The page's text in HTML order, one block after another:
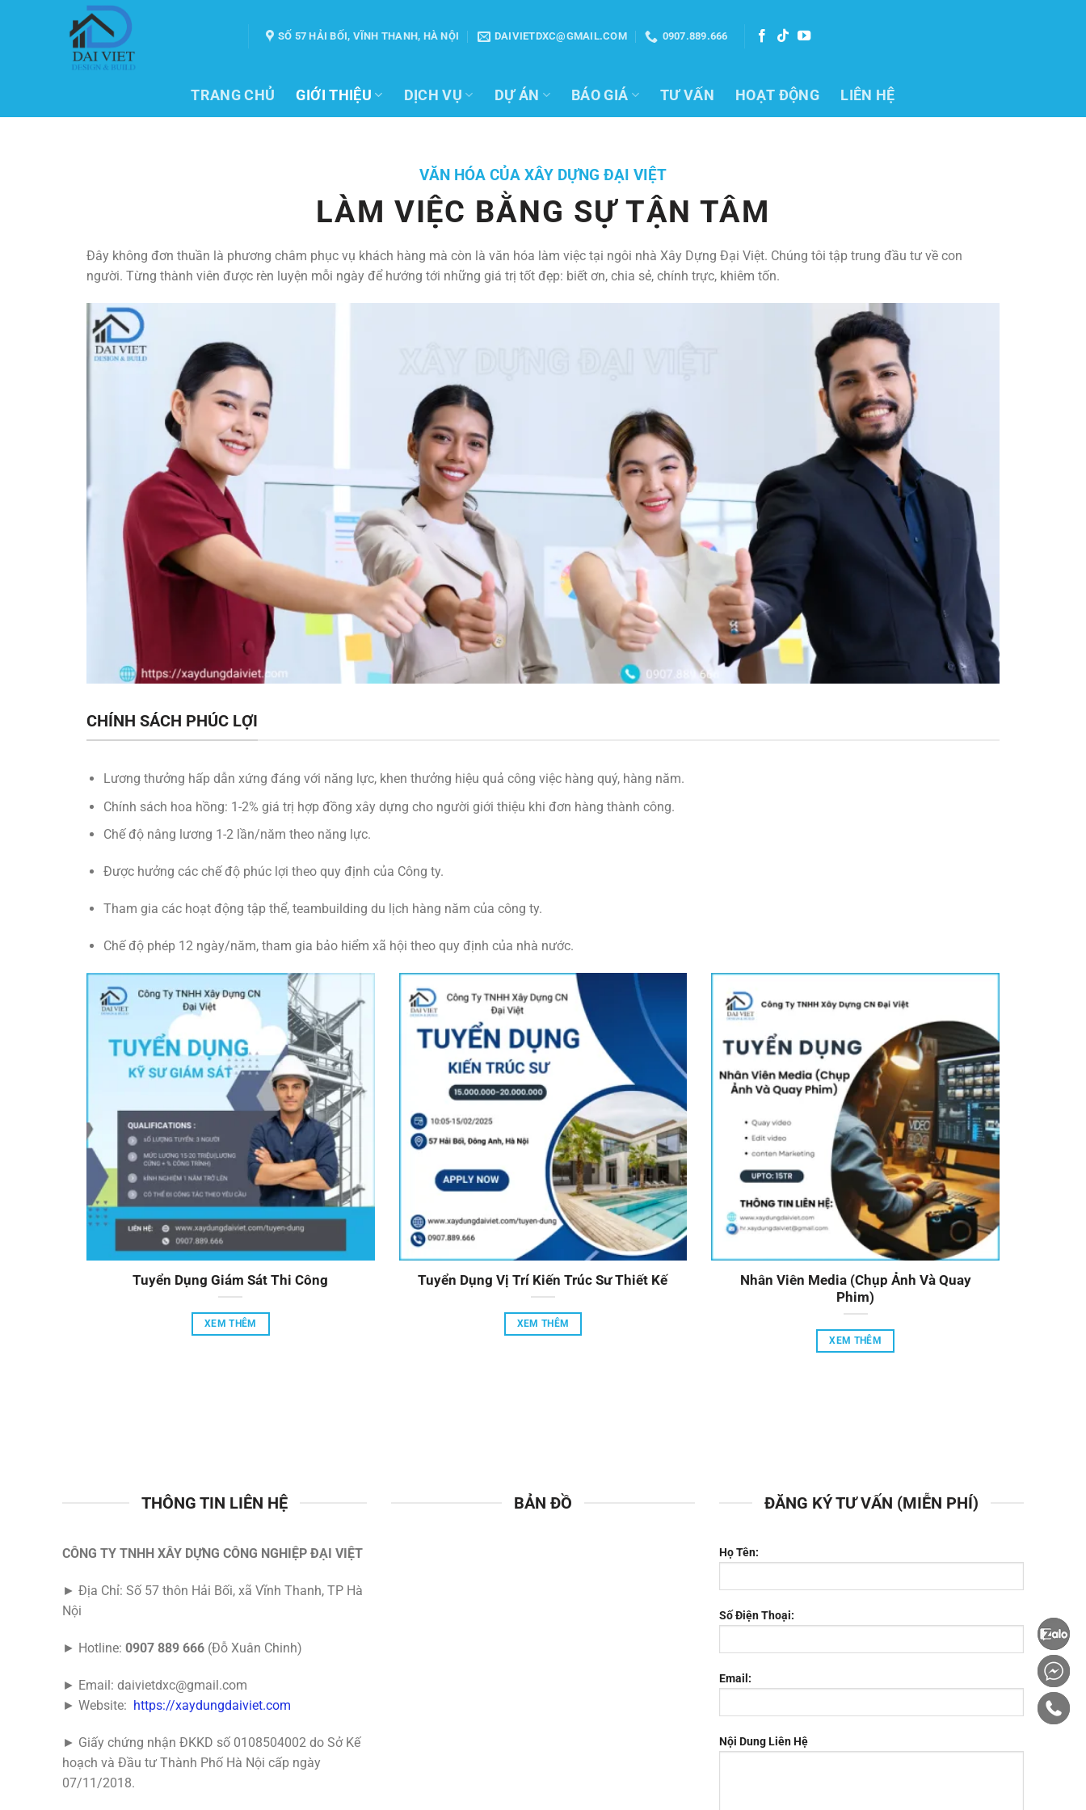
SỐ 57 HẢI BỐI, VĨNH THANH, HÀ NỘI DAIVIETDXC@GMAIL.COM 0907.889.666
TRANG CHỦ GIỚI THIỆU DỊCH VỤ DỰ ÁN BÁO GIÁ TƯ VẤN HOẠT ĐỘNG LIÊN HỆ
VĂN HÓA CỦA XÂY DỰNG ĐẠI VIỆT
LÀM VIỆC BẰNG SỰ TẬN TÂM
Đây không đơn thuần là phương châm phục vụ khách hàng mà còn là văn hóa làm việc tại ngôi nhà Xây Dựng Đại Việt. Chúng tôi tập trung đầu tư về con
người. Từng thành viên được rèn luyện mỗi ngày để hướng tới những giá trị tốt đẹp: biết ơn, chia sẻ, chính trực, khiêm tốn.
CHÍNH SÁCH PHÚC LỢI
Lương thưởng hấp dẫn xứng đáng với năng lực, khen thưởng hiệu quả công việc hàng quý, hàng năm.
Chính sách hoa hồng: 1-2% giá trị hợp đồng xây dựng cho người giới thiệu khi đơn hàng thành công.
Chế độ nâng lương 1-2 lần/năm theo năng lực.
Được hưởng các chế độ phúc lợi theo quy định của Công ty.
Tham gia các hoạt động tập thể, teambuilding du lịch hàng năm của công ty.
Chế độ phép 12 ngày/năm, tham gia bảo hiểm xã hội theo quy định của nhà nước.
Tuyển Dụng Giám Sát Thi Công
XEM THÊM
Tuyển Dụng Vị Trí Kiến Trúc Sư Thiết Kế
XEM THÊM
Nhân Viên Media (Chụp Ảnh Và Quay
Phim)
XEM THÊM
THÔNG TIN LIÊN HỆ
CÔNG TY TNHH XÂY DỰNG CÔNG NGHIỆP ĐẠI VIỆT
► Địa Chỉ: Số 57 thôn Hải Bối, xã Vĩnh Thanh, TP Hà
Nội
► Hotline: 0907 889 666 (Đỗ Xuân Chinh)
► Email: daivietdxc@gmail.com
► Website: https://xaydungdaiviet.com
► Giấy chứng nhận ĐKKD số 0108504002 do Sở Kế
hoạch và Đầu tư Thành Phố Hà Nội cấp ngày
07/11/2018.
BẢN ĐỒ ĐĂNG KÝ TƯ VẤN (MIỄN PHÍ)
Họ Tên:
Số Điện Thoại:
Email:
Nội Dung Liên Hệ